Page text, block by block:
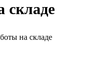
складе